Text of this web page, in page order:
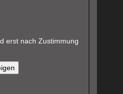
erst nach Zustimmung